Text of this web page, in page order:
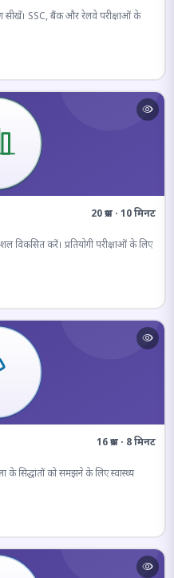
सीखें। SSC, बैंक और रेलवे परीक्षाओं के
20 प्रश्न · 10 मिनट
विकसित करें। प्रतियोगी परीक्षाओं के लिए
16 प्रश्न · 8 मिनट
के सिद्धांतों को समझने के लिए स्वास्थ्य